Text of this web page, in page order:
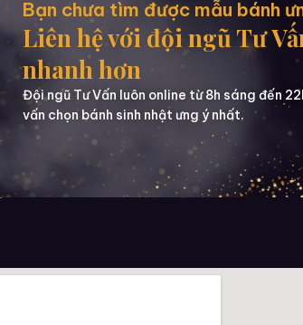
Bạn chưa tìm được mẫu bánh
Liên hệ với đội ngũ Tư
nhanh hơn
Đội ngũ Tư Vấn luôn online từ 8h sáng đến
vấn chọn bánh sinh nhật ưng ý nhất.